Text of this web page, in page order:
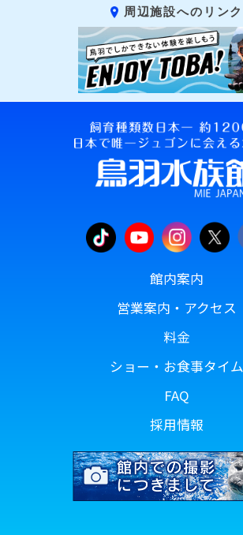
周辺施設へのリンク
館内案内
営業案内・アクセス
料金
ショー・お食事タイム
FAQ
採用情報